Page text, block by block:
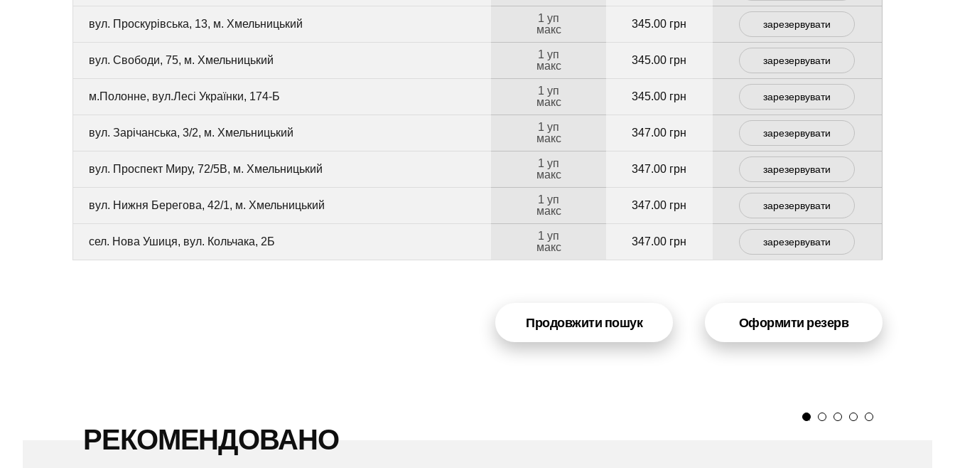
вул. Проскурівська, 13, м. Хмельницький
1 уп
макс
345.00 грн зарезервувати
вул. Свободи, 75, м. Хмельницький
1 уп
макс
345.00 грн зарезервувати
м.Полонне, вул.Лесі Українки, 174-Б
1 уп
макс
345.00 грн зарезервувати
вул. Зарічанська, 3/2, м. Хмельницький
1 уп
макс
347.00 грн зарезервувати
вул. Проспект Миру, 72/5В, м. Хмельницький
1 уп
макс
347.00 грн зарезервувати
вул. Нижня Берегова, 42/1, м. Хмельницький
1 уп
макс
347.00 грн зарезервувати
сел. Нова Ушиця, вул. Кольчака, 2Б
1 уп
макс
347.00 грн зарезервувати
Продовжити пошук Оформити резерв
РЕКОМЕНДОВАНО